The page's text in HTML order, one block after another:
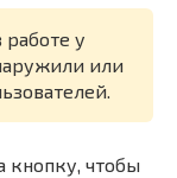
работе у
или
кнопку, чтобы